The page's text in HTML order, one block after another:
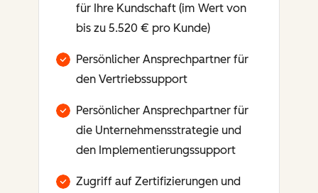
für Ihre Kundschaft (im Wert von
bis zu 5.520 € pro Kunde)
Persönlicher Ansprechpartner für
den Vertriebssupport
Persönlicher Ansprechpartner für
die Unternehmensstrategie und
den Implementierungssupport
Zugriff auf Zertifizierungen und